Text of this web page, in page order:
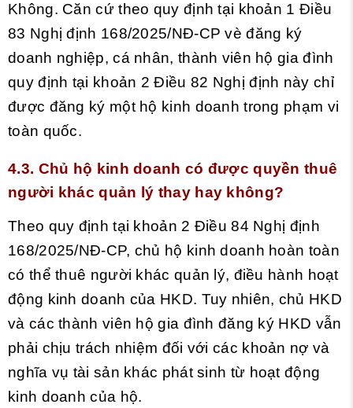
Không. Căn cứ theo quy định tại khoản 1 Điều
83 Nghị định 168/2025/NĐ-CP vè đăng ký
doanh nghiệp, cá nhân, thành viên hộ gia đình
quy định tại khoản 2 Điều 82 Nghị định này chỉ
được đăng ký một hộ kinh doanh trong phạm vi
toàn quốc.
4.3. Chủ hộ kinh doanh có được quyền thuê
người khác quản lý thay hay không?
Theo quy định tại khoản 2 Điều 84 Nghị định
168/2025/NĐ-CP, chủ hộ kinh doanh hoàn toàn
có thể thuê người khác quản lý, điều hành hoạt
động kinh doanh của HKD. Tuy nhiên, chủ HKD
và các thành viên hộ gia đình đăng ký HKD vẫn
phải chịu trách nhiệm đối với các khoản nợ và
nghĩa vụ tài sản khác phát sinh từ hoạt động
kinh doanh của hộ.